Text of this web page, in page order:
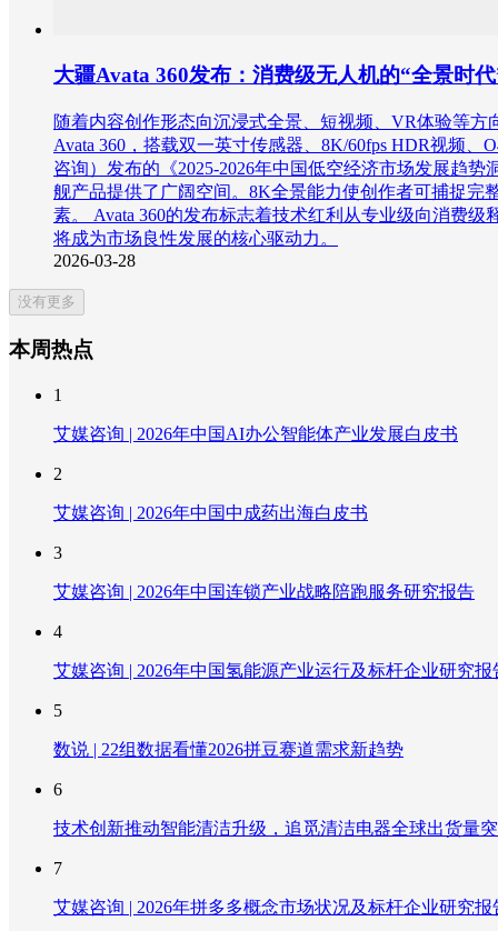
大疆Avata 360发布：消费级无人机的“全景时
随着内容创作形态向沉浸式全景、短视频、VR体验等
Avata 360，搭载双一英寸传感器、8K/60fps HDR视频
咨询）发布的《2025-2026年中国低空经济市场发展趋
舰产品提供了广阔空间。8K全景能力使创作者可捕捉完
素。 Avata 360的发布标志着技术红利从专业级向消费
将成为市场良性发展的核心驱动力。
2026-03-28
没有更多
本周热点
1
艾媒咨询 | 2026年中国AI办公智能体产业发展白皮书
2
艾媒咨询 | 2026年中国中成药出海白皮书
3
艾媒咨询 | 2026年中国连锁产业战略陪跑服务研究报告
4
艾媒咨询 | 2026年中国氢能源产业运行及标杆企业研究报
5
数说 | 22组数据看懂2026拼豆赛道需求新趋势
6
技术创新推动智能清洁升级，追觅清洁电器全球出货量
7
艾媒咨询 | 2026年拼多多概念市场状况及标杆企业研究报